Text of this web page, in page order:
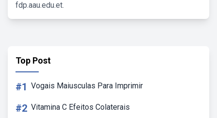
fdp.aau.edu.et.
Top Post
#1 Vogais Maiusculas Para Imprimir
#2 Vitamina C Efeitos Colaterais